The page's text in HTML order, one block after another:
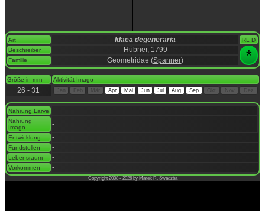
Art Idaea degeneraria
RL D
Beschreiber
Hübner, 1799 *
Familie Geometridae (Spanner)
Größe in mm Aktivität Imago
26 - 31 Apr Mai Jun Jul Aug Sep Dez
Nahrung Larve -
Nahrung
Imago
-
Entwicklung -
Fundstellen -
Lebensraum -
Vorkommen -
Copyright 2008 - 2026 by Marek R. Swadzba